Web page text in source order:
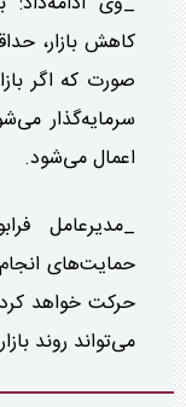
اعمال می‌شود.
_مدیرعامل
حمایت‌های
حرکت خواهد کرد
می‌تواند روند